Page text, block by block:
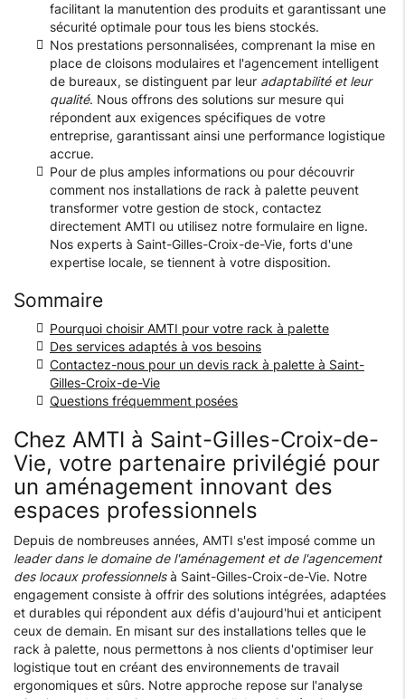
facilitant la manutention des produits et garantissant une
sécurité optimale pour tous les biens stockés.
Nos prestations personnalisées, comprenant la mise en
place de cloisons modulaires et l'agencement intelligent
de bureaux, se distinguent par leur adaptabilité et leur
qualité. Nous offrons des solutions sur mesure qui
répondent aux exigences spécifiques de votre
entreprise, garantissant ainsi une performance logistique
accrue.
Pour de plus amples informations ou pour découvrir
comment nos installations de rack à palette peuvent
transformer votre gestion de stock, contactez
directement AMTI ou utilisez notre formulaire en ligne.
Nos experts à Saint-Gilles-Croix-de-Vie, forts d'une
expertise locale, se tiennent à votre disposition.
Sommaire
Pourquoi choisir AMTI pour votre rack à palette
Des services adaptés à vos besoins
Contactez-nous pour un devis rack à palette à Saint-
Gilles-Croix-de-Vie
Questions fréquemment posées
Chez AMTI à Saint-Gilles-Croix-de-
Vie, votre partenaire privilégié pour
un aménagement innovant des
espaces professionnels
Depuis de nombreuses années, AMTI s'est imposé comme un
leader dans le domaine de l'aménagement et de l'agencement
des locaux professionnelsà Saint-Gilles-Croix-de-Vie. Notre
engagement consiste à offrir des solutions intégrées, adaptées
et durables qui répondent aux défis d'aujourd'hui et anticipent
ceux de demain. En misant sur des installations telles que le
rack à palette, nous permettons à nos clients d'optimiser leur
logistique tout en créant des environnements de travail
ergonomiques et sûrs. Notre approche repose sur l'analyse